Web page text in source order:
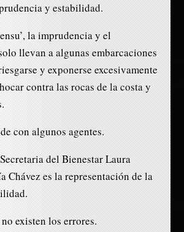
y estabilidad.
la imprudencia y el
llevan a algunas embarcaciones
y exponerse excesivamente
contra las rocas de la costa y
con algunos agentes.
del Bienestar Laura
Chávez es la representación de la
existen los errores.